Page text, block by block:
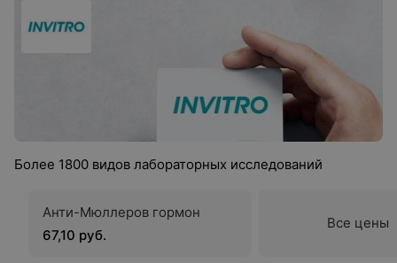
Более 1800 видов лабораторных исследований
Анти-Мюллеров гормон
67,10 руб.
Все цены